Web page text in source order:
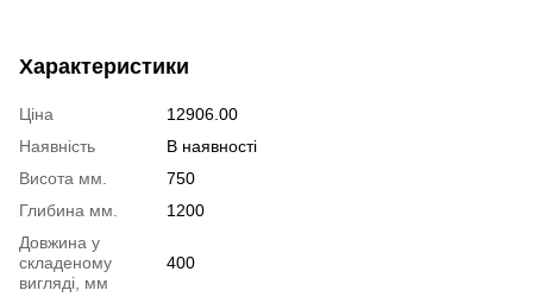
Характеристики
Ціна
12906.00
Наявність
В наявності
Висота мм.
750
Глибина мм.
1200
Довжина у
складеному
вигляді, мм
400